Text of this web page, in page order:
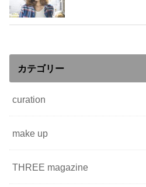
カテゴリー
curation
make up
THREE magazine